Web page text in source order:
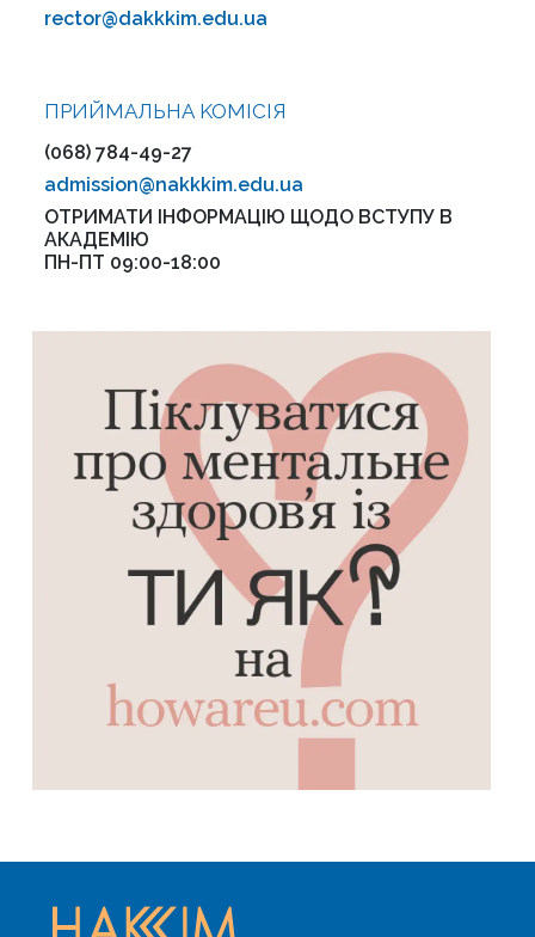
rector@dakkkim.edu.ua
ПРИЙМАЛЬНА KOMІСІЯ
(068) 784-49-27
admission@nakkkim.edu.ua
ОТРИМАТИ ІНФОРМАЦІЮ ЩОДО ВСТУПУ В
АКАДЕМІЮ
ПН-ПТ 09:00-18:00